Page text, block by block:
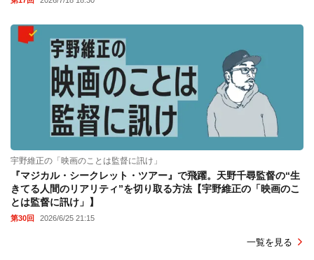
宇野維正の「映画のことは監督に訊け」
『マジカル・シークレット・ツアー』で飛躍。天野千尋監督の“生
きてる人間のリアリティ”を切り取る方法【宇野維正の「映画のこ
とは監督に訊け」】
第30回 2026/6/25 21:15
一覧を見る